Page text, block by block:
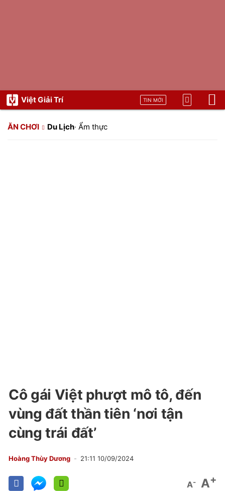
Việt Giải Trí TIN MỚI
ĂN CHƠI Du Lịch· Ẩm thực
Cô gái Việt phượt mô tô, đến
vùng đất thần tiên ‘nơi tận
cùng trái đất’
Hoàng Thùy Dương 21:11 10/09/2024
A- A+